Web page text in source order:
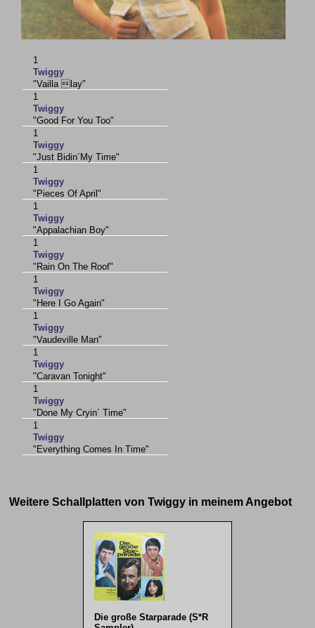
1
Twiggy
"Vailla lay"
1
Twiggy
"Good For You Too"
1
Twiggy
"Just Bidin´My Time"
1
Twiggy
"Pieces Of April"
1
Twiggy
"Appalachian Boy"
1
Twiggy
"Rain On The Roof"
1
Twiggy
"Here I Go Again"
1
Twiggy
"Vaudeville Man"
1
Twiggy
"Caravan Tonight"
1
Twiggy
"Done My Cryin´ Time"
1
Twiggy
"Everything Comes In Time"
Weitere Schallplatten von Twiggy in meinem Angebot
Die große Starparade (S*R